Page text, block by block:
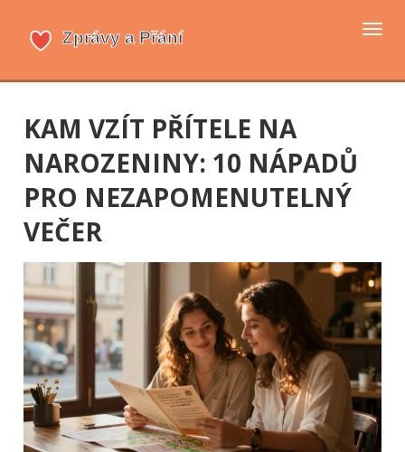
KAM VZÍT PŘÍTELE NA
NAROZENINY: 10 NÁPADŮ
PRO NEZAPOMENUTELNÝ
VEČER